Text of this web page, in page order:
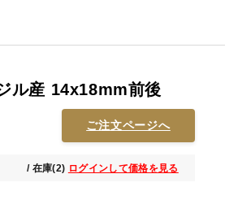
ル産 14x18mm前後
ご注文ページへ
/ 在庫(2) ログインして価格を見る